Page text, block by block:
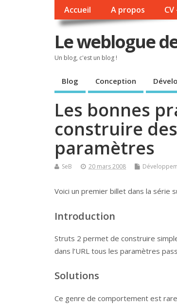
Accueil A propos
Le weblogue
Un blog, c'est un blog !
Blog Conception
Les bonnes
construire
paramètres
SeB 20 mars 2008
Voici un premier billet dans la série
Introduction
Struts 2 permet de construire
dans l’URL tous les paramètres
Solutions
Ce genre de comportement est